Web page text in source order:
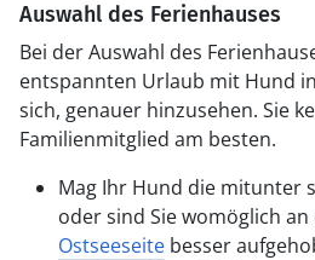
Auswahl des Ferienhauses
Bei der Auswahl des
entspannten Urlaub mit Hund
sich, genauer hinzusehen. Sie
Familienmitglied am besten.
Mag Ihr Hund die mitunter
oder sind Sie womöglich
Ostseeseite besser